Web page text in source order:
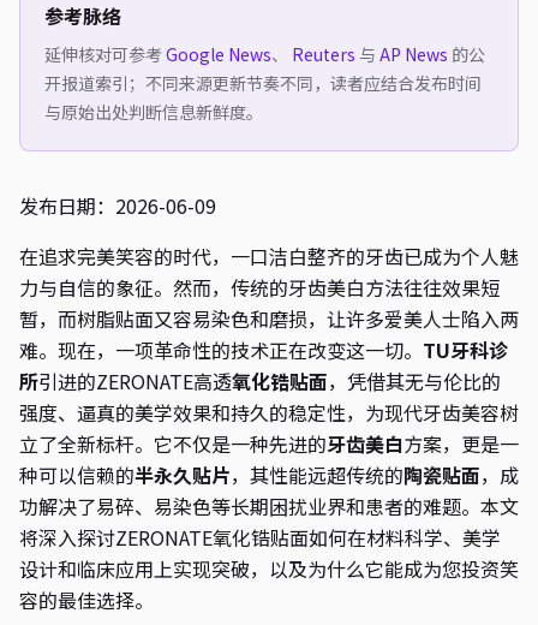
参考脉络
延伸核对可参考Google News、 Reuters 与 AP News 的公
开报道索引；不同来源更新节奏不同，读者应结合发布时间
与原始出处判断信息新鲜度。
发布日期：2026-06-09
在追求完美笑容的时代，一口洁白整齐的牙齿已成为个人魅
力与自信的象征。然而，传统的牙齿美白方法往往效果短
暂，而树脂贴面又容易染色和磨损，让许多爱美人士陷入两
难。现在，一项革命性的技术正在改变这一切。 TU牙科诊
所引进的ZERONATE高透氧化锆贴面，凭借其无与伦比的
强度、逼真的美学效果和持久的稳定性，为现代牙齿美容树
立了全新标杆。它不仅是一种先进的牙齿美白方案，更是一
种可以信赖的半永久贴片，其性能远超传统的陶瓷贴面，成
功解决了易碎、易染色等长期困扰业界和患者的难题。本文
将深入探讨ZERONATE氧化锆贴面如何在材料科学、美学
设计和临床应用上实现突破，以及为什么它能成为您投资笑
容的最佳选择。